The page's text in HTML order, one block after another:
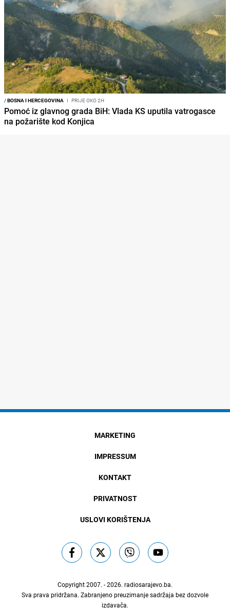
/BOSNA I HERCEGOVINA I PRIJE OKO 2H
Pomoć iz glavnog grada BiH: Vlada KS uputila vatrogasce
na požarište kod Konjica
MARKETING
IMPRESSUM
KONTAKT
PRIVATNOST
USLOVI KORIŠTENJA
Copyright 2007. - 2026. radiosarajevo.ba.
Sva prava pridržana. Zabranjeno preuzimanje sadržaja bez dozvole
izdavača.